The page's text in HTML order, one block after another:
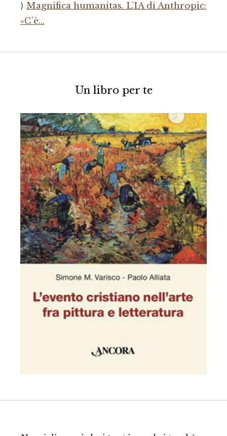
Magnifica humanitas. L’IA di Anthropic:
«C’è…
Un libro per te